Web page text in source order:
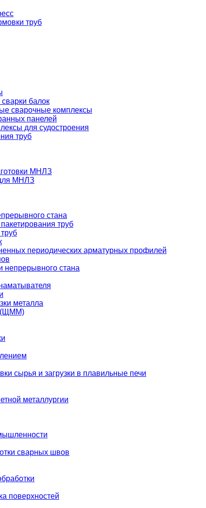
труб
балок
сварочные комплексы
панелей
для судостроения
труб
МНЛЗ
МНЛЗ
стана
труб
периодических арматурных профилей
непрерывного стана
металла
(ЩММ)
сырья и загрузки в плавильные печи
металлургии
сварных швов
поверхностей